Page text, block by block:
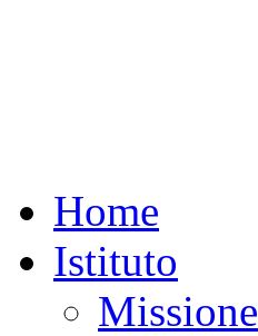
Home
Istituto
Missione